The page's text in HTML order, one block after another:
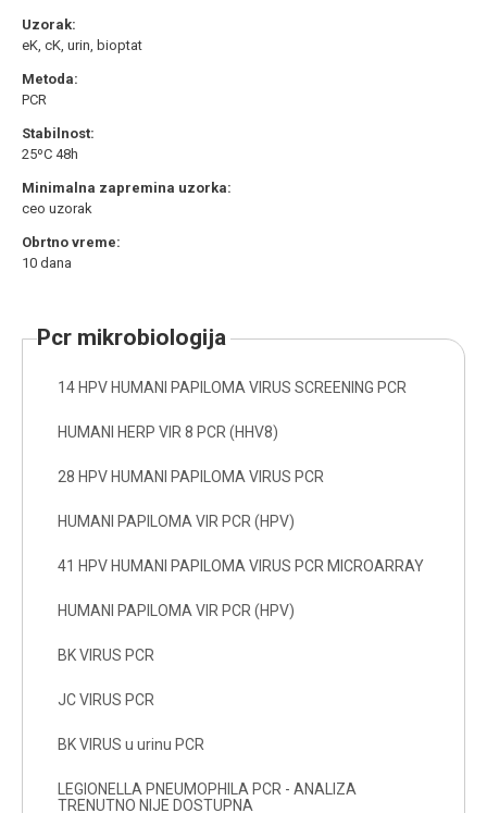
Uzorak:
eK, cK, urin, bioptat
Metoda:
PCR
Stabilnost:
25ºC 48h
Minimalna zapremina uzorka:
ceo uzorak
Obrtno vreme:
10 dana
pcr mikrobiologija
14 HPV HUMANI PAPILOMA VIRUS SCREENING PCR
HUMANI HERP VIR 8 PCR (HHV8)
28 HPV HUMANI PAPILOMA VIRUS PCR
HUMANI PAPILOMA VIR PCR (HPV)
41 HPV HUMANI PAPILOMA VIRUS PCR MICROARRAY
HUMANI PAPILOMA VIR PCR (HPV)
BK VIRUS PCR
JC VIRUS PCR
BK VIRUS u urinu PCR
LEGIONELLA PNEUMOPHILA PCR - ANALIZA
TRENUTNO NIJE DOSTUPNA